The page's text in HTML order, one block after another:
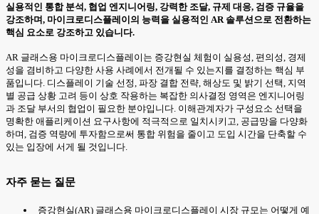
실용적인 통합 분석, 협업 엔지니어링, 강력한 조달, 규제 대응, 검증 규율을
강조하며, 마이크로디스플레이의 능력을 실용적인 AR 솔루션으로 전환하는
핵심 요소로 강조하고 있습니다.
AR 글래스용 마이크로디스플레이는 증강현실 체험이 실용성, 편의성, 경제
성을 겸비하고 다양한 사용 사례에서 전개될 수 있는지를 결정하는 핵심 부
품입니다. 디스플레이 기술 선정, 파장 결합 전략, 해상도 및 밝기 선택, 지역
별 공급 상황 고려 등이 상호 작용하는 복잡한 의사결정 영역은 엔지니어링
과 조달 부서의 협업이 필요한 분야입니다. 이해관계자가 구성요소 선택을
명확한 애플리케이션 요구사항에 적극적으로 일치시키고, 공급망을 다양화
하며, 검증 역량에 투자함으로써 통합 위험을 줄이고 도입 시간을 단축할 수
있는 입장에 서게 될 것입니다.
자주 묻는 질문
증강현실(AR) 글래스용 마이크로디스플레이 시장 규모는 어떻게 예